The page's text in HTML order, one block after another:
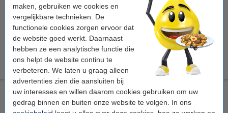
maken, gebruiken we cookies en
vergelijkbare technieken. De
functionele cookies zorgen ervoor dat
de website goed werkt. Daarnaast
hebben ze een analytische functie die
ons helpt de website continu te
verbeteren. We laten u graag alleen
advertenties zien die aansluiten bij
uw interesses en willen daarom cookies gebruiken om uw
gedrag binnen en buiten onze website te volgen. In ons
Tip: Meebestellen
Aanbieding: Set 123inkt flipchartmarkers
zwart/rood/blauw/groen (1 - 3 mm rond)
€ 5,50
123inkt flipchartmarker zwart (1 - 3 mm rond)
€ 1,50
Oxford Smart Chart flipchartblok blanco 65 x 98 cm (3 x 20
vellen)